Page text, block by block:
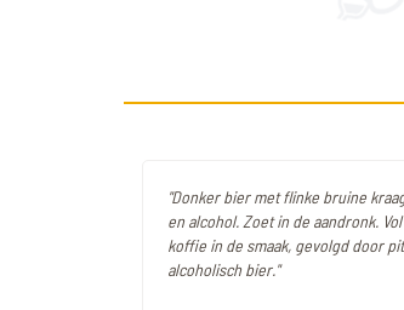
"Donker bier met flinke bruine
en alcohol. Zoet in de aandronk.
koffie in de smaak, gevolgd door
alcoholisch bier."